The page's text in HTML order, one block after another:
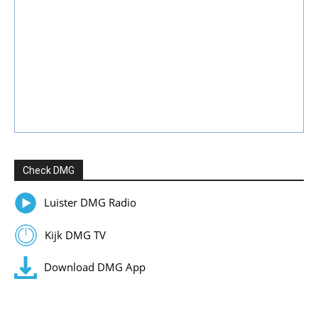
Check DMG
Luister DMG Radio
Kijk DMG TV
Download DMG App